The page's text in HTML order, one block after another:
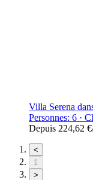
Villa Serena
Personnes: 6 ·
Depuis 224,62 €
<
1
>